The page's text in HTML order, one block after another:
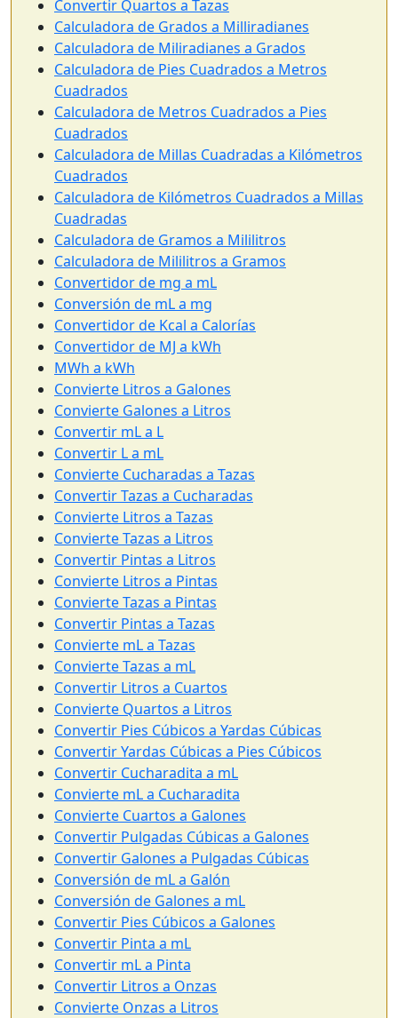
Convertir Quartos a Tazas
Calculadora de Grados a Milliradianes
Calculadora de Miliradianes a Grados
Calculadora de Pies Cuadrados a Metros
Cuadrados
Calculadora de Metros Cuadrados a Pies
Cuadrados
Calculadora de Millas Cuadradas a Kilómetros
Cuadrados
Calculadora de Kilómetros Cuadrados a Millas
Cuadradas
Calculadora de Gramos a Mililitros
Calculadora de Mililitros a Gramos
Convertidor de mg a mL
Conversión de mL a mg
Convertidor de Kcal a Calorías
Convertidor de MJ a kWh
MWh a kWh
Convierte Litros a Galones
Convierte Galones a Litros
Convertir mL a L
Convertir L a mL
Convierte Cucharadas a Tazas
Convertir Tazas a Cucharadas
Convierte Litros a Tazas
Convierte Tazas a Litros
Convertir Pintas a Litros
Convierte Litros a Pintas
Convierte Tazas a Pintas
Convertir Pintas a Tazas
Convierte mL a Tazas
Convierte Tazas a mL
Convertir Litros a Cuartos
Convierte Quartos a Litros
Convertir Pies Cúbicos a Yardas Cúbicas
Convertir Yardas Cúbicas a Pies Cúbicos
Convertir Cucharadita a mL
Convierte mL a Cucharadita
Convierte Cuartos a Galones
Convertir Pulgadas Cúbicas a Galones
Convertir Galones a Pulgadas Cúbicas
Conversión de mL a Galón
Conversión de Galones a mL
Convertir Pies Cúbicos a Galones
Convertir Pinta a mL
Convertir mL a Pinta
Convertir Litros a Onzas
Convierte Onzas a Litros